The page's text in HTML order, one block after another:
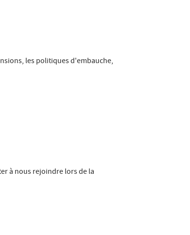
les politiques d'embauche,
à nous rejoindre lors de la